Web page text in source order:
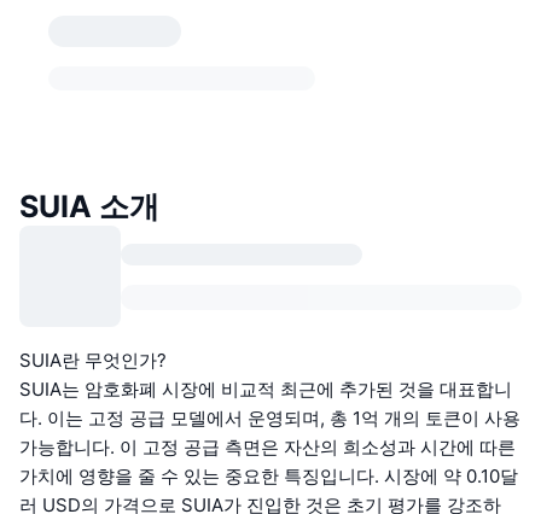
SUIA 소개
SUIA란 무엇인가?
SUIA는 암호화폐 시장에 비교적 최근에 추가된 것을 대표합니
다. 이는 고정 공급 모델에서 운영되며, 총 1억 개의 토큰이 사용
가능합니다. 이 고정 공급 측면은 자산의 희소성과 시간에 따른
가치에 영향을 줄 수 있는 중요한 특징입니다. 시장에 약 0.10달
러 USD의 가격으로 SUIA가 진입한 것은 초기 평가를 강조하